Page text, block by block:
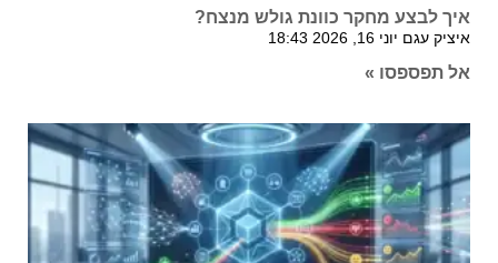
איך לבצע מחקר כוונת גולש מנצח?
איציק עגם יוני 16, 2026 18:43
אל תפספסו »